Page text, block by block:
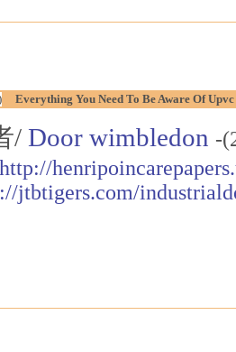
Everything You Need To Be Aware Of
/ Door wimbledon -
http://
jtbtigers.com/